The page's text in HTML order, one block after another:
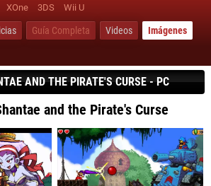
XOne 3DS Wii U
Guía Completa Videos
Imágenes
AND THE PIRATE'S CURSE - PC
and the Pirate's Curse